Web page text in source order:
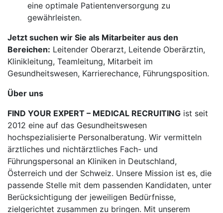
eine optimale Patientenversorgung zu
gewährleisten.
Jetzt suchen wir Sie als Mitarbeiter aus den
Bereichen: Leitender Oberarzt, Leitende Oberärztin,
Klinikleitung, Teamleitung, Mitarbeit im
Gesundheitswesen, Karrierechance, Führungsposition.
Über uns
FIND YOUR EXPERT – MEDICAL RECRUITING ist seit
2012 eine auf das Gesundheitswesen
hochspezialisierte Personalberatung. Wir vermitteln
ärztliches und nichtärztliches Fach- und
Führungspersonal an Kliniken in Deutschland,
Österreich und der Schweiz. Unsere Mission ist es, die
passende Stelle mit dem passenden Kandidaten, unter
Berücksichtigung der jeweiligen Bedürfnisse,
zielgerichtet zusammen zu bringen. Mit unserem